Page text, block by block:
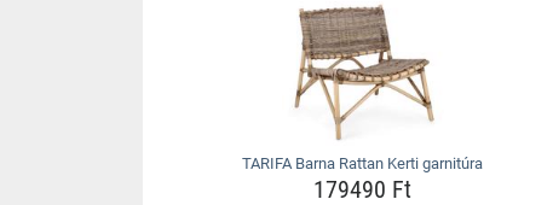
TARIFA Barna Rattan Kerti garnitúra
179490 Ft